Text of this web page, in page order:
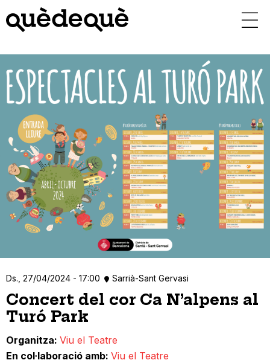
contingut
Ds., 27/04/2024 - 17:00 Sarrià-Sant Gervasi
Concert del cor Ca N’alpens al
Turó Park
Organitza Viu el Teatre
En col·laboració amb Viu el Teatre